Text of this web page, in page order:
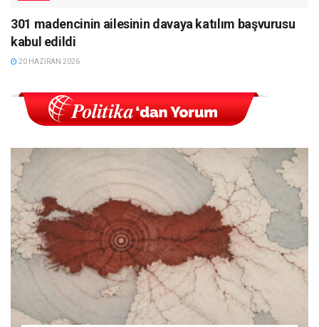
301 madencinin ailesinin davaya katılım başvurusu
kabul edildi
20 HAZIRAN 2026